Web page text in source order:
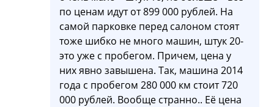
по ценам идут от 899 000 рублей. На
самой парковке перед салоном стоят
тоже шибко не много машин, штук 20-
это уже с пробегом. Причем, цена у
них явно завышена. Так, машина 2014
года с пробегом 280 000 км стоит 720
000 рублей. Вообще странно.. Её цена